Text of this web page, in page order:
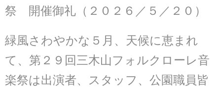
グループ紹介
祭 開催御礼（２０２６／５／２０）
緑風さわやかな５月、天候に恵まれ
て、第２９回三木山フォルクローレ音
楽祭は出演者、スタッフ、公園職員皆